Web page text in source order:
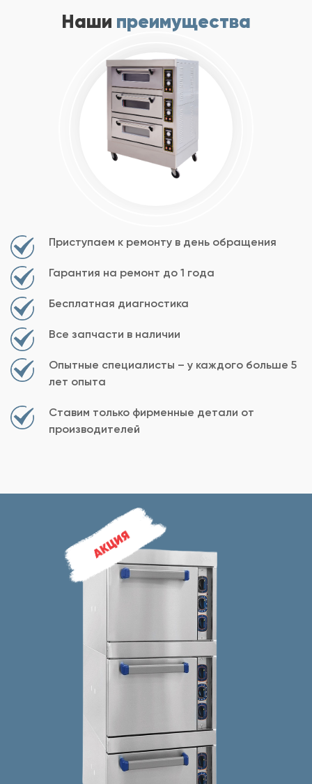
Наши преимущества
Приступаем к ремонту в день обращения
Гарантия на ремонт до 1 года
Бесплатная диагностика
Все запчасти в наличии
Опытные специалисты – у каждого больше 5
лет опыта
Ставим только фирменные детали от
производителей